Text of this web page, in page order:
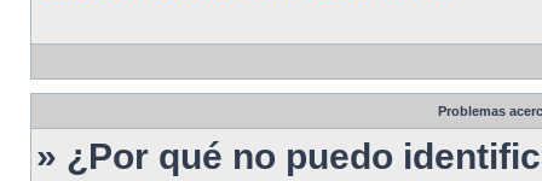
Problemas
» ¿Por qué no puedo